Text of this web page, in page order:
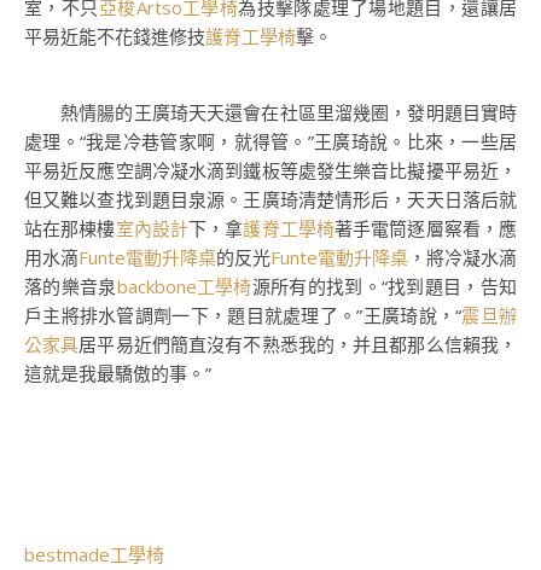
室，不只 亞梭Artso工學椅為技擊隊處理了場地題目，還讓居
平易近能不花錢進修技護脊工學椅擊。
熱情腸的王廣琦天天還會在社區里溜幾圈，發明題目實時
處理。“我是冷巷管家啊，就得管。”王廣琦說。比來，一些居
平易近反應空調冷凝水滴到鐵板等處發生樂音比擬擾平易近，
但又難以查找到題目泉源。王廣琦清楚情形后，天天日落后就
站在那棟樓室內設計下，拿護脊工學椅著手電筒逐層察看，應
用水滴Funte電動升降桌的反光Funte電動升降桌 ，將冷凝水滴
落的樂音泉backbone工學椅源所有的找到。“找到題目，告知
戶主將排水管調劑一下，題目就處理了。”王廣琦說，“震旦辦
公家具居平易近們簡直沒有不熟悉我的，并且都那么信賴我，
這就是我最驕傲的事。”
bestmade工學椅